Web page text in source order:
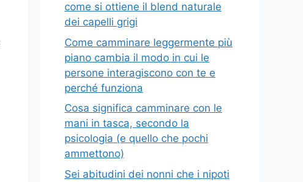
come si ottiene il blend naturale
dei capelli grigi
Come camminare leggermente più
piano cambia il modo in cui le
persone interagiscono con te e
perché funziona
Cosa significa camminare con le
mani in tasca, secondo la
psicologia (e quello che pochi
ammettono)
Sei abitudini dei nonni che i nipoti